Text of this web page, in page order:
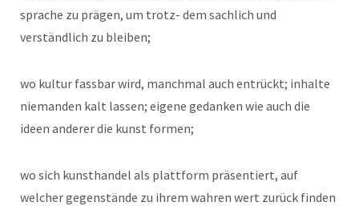
sprache zu prägen, um trotz- dem sachlich und
verständlich zu bleiben;
wo kultur fassbar wird, manchmal auch entrückt; inhalte
niemanden kalt lassen; eigene gedanken wie auch die
ideen anderer die kunst formen;
wo sich kunsthandel als plattform präsentiert, auf
welcher gegenstände zu ihrem wahren wert zurück finden